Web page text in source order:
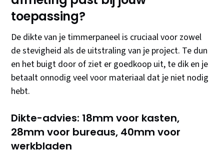
toepassing?
De dikte van je timmerpaneel is cruciaal voor zowel
de stevigheid als de uitstraling van je project. Te dun
en het buigt door of ziet er goedkoop uit, te dik en je
betaalt onnodig veel voor materiaal dat je niet nodig
hebt.
Dikte-advies: 18mm voor kasten,
28mm voor bureaus, 40mm voor
werkbladen